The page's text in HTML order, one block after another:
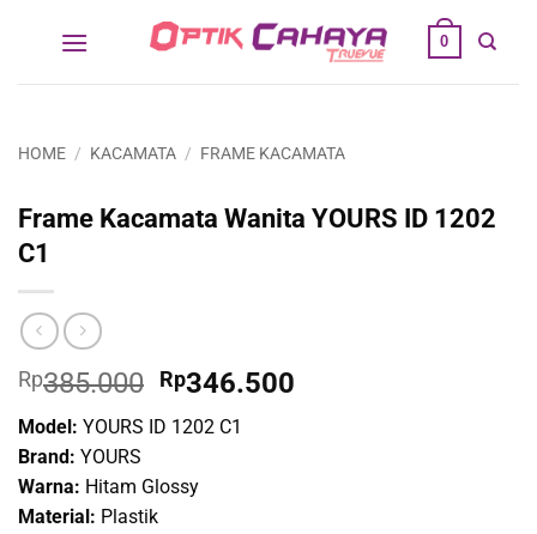
0
HOME / KACAMATA / FRAME KACAMATA
Frame Kacamata Wanita YOURS ID 1202
C1
Rp385.000 Original
price
was:
Rp346.500
Model: YOURS ID 1202 C1
Brand: YOURS
Warna: Hitam Glossy
Material: Plastik